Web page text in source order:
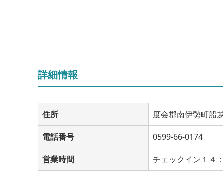
詳細情報
住所 度会郡南伊勢町船
電話番号 0599-66-0174
営業時間 チェックイン１４